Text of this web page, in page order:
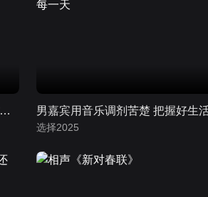
女嘉宾在婚姻里变傻变昏 都是因为被弟弟拿捏的丈夫
选择2025